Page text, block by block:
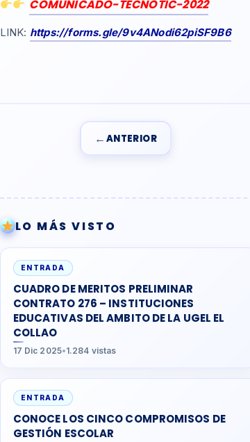
COMUNICADO-TECNOTIC-2022
LINK: https://forms.gle/9v4ANodi62piSF9B6
← ANTERIOR
LO MÁS VISTO
ENTRADA
CUADRO DE MERITOS PRELIMINAR
CONTRATO 276 – INSTITUCIONES
EDUCATIVAS DEL AMBITO DE LA UGEL EL
COLLAO
17 Dic 2025•1.284 vistas
ENTRADA
CONOCE LOS CINCO COMPROMISOS DE
GESTIÓN ESCOLAR